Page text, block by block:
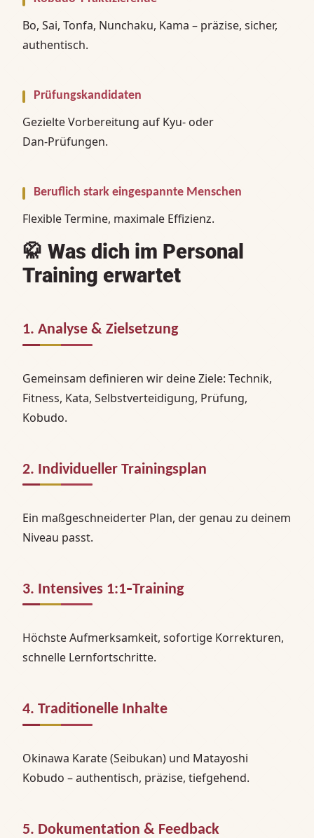
Bo, Sai, Tonfa, Nunchaku, Kama – präzise, sicher,
authentisch.
Prüfungskandidaten
Gezielte Vorbereitung auf Kyu‑ oder
Dan‑Prüfungen.
Beruflich stark eingespannte Menschen
Flexible Termine, maximale Effizienz.
🥋 Was dich im Personal
Training erwartet
1. Analyse & Zielsetzung
Gemeinsam definieren wir deine Ziele: Technik,
Fitness, Kata, Selbstverteidigung, Prüfung,
Kobudo.
2. Individueller Trainingsplan
Ein maßgeschneiderter Plan, der genau zu deinem
Niveau passt.
3. Intensives 1:1‑Training
Höchste Aufmerksamkeit, sofortige Korrekturen,
schnelle Lernfortschritte.
4. Traditionelle Inhalte
Okinawa Karate (Seibukan) und Matayoshi
Kobudo – authentisch, präzise, tiefgehend.
5. Dokumentation & Feedback